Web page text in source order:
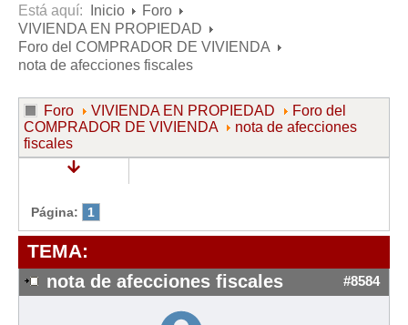
De uso distinto al de vivienda
Otros contratos de Arrendamiento
Requerimientos y comunicaciones
Para contratos anteriores al 6 de junio de 2013
Para contratos de Renta Antigua
Formularios sobre Vivienda en Propiedad
Modelos de Contratos
Requerimientos y comunicaciones
Formularios sobre Propiedad Horizontal
Modelos de Convocatoria de Junta de Propietarios
Modelos de Acta de Junta de Propietarios
Está aquí: Inicio
Foro
VIVIENDA EN PROPIEDAD
Foro del COMPRADOR DE VIVIENDA
nota de afecciones fiscales
Foro VIVIENDA EN PROPIEDAD
Foro del
COMPRADOR DE VIVIENDA
nota de afecciones
fiscales
Página: 1
TEMA:
nota de afecciones fiscales #8584